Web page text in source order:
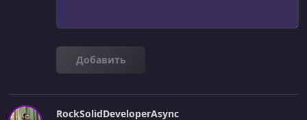
Добавить
RockSolidDeveloperAsync